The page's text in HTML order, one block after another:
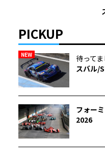
PICKUP
NEW
待ってま
スバル/
フォー
2026